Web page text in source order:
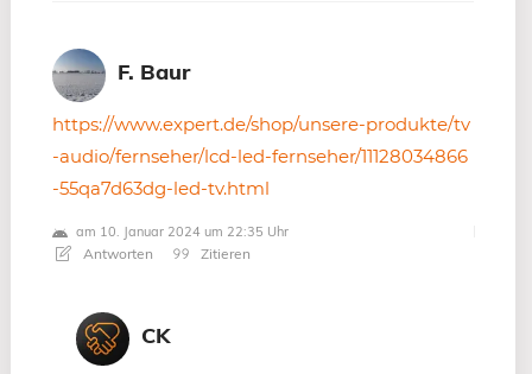
F. Baur
https://www.expert.de/shop/unsere-produkte/tv
-audio/fernseher/lcd-led-fernseher/11128034866
-55qa7d63dg-led-tv.html
am 10. Januar 2024 um 22:35 Uhr
Antworten Zitieren
CK